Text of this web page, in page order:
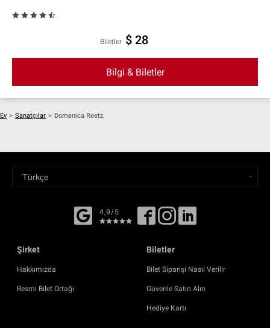
Biletler $ 28
Bilgi & Biletler
Ev > Sanatçılar > Domenica Reetz
4,9/5
Şirket
Hakkımızda
Resmi Bilet Ortağı
Biletler
Bilet Siparişi Nasıl Verilir
Güvenle Satın Alın
Hediye Kartı